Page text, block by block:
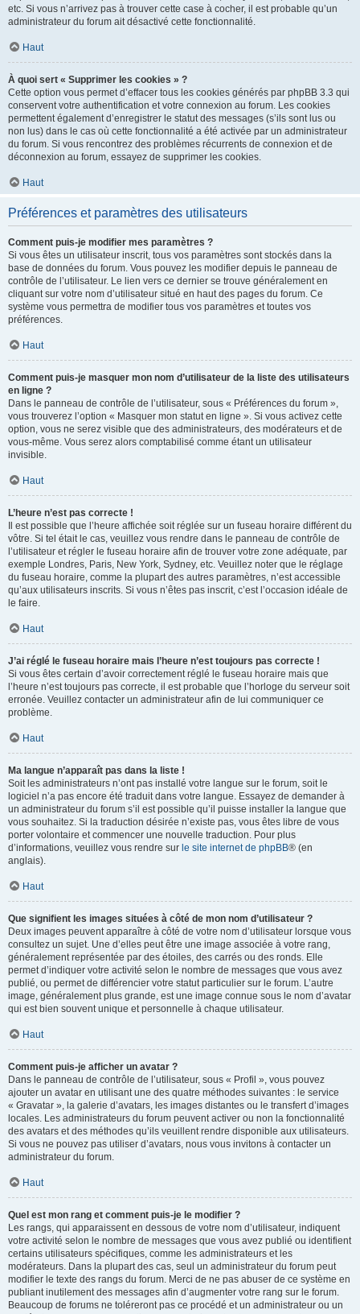
etc. Si vous n’arrivez pas à trouver cette case à cocher, il est probable qu’un
administrateur du forum ait désactivé cette fonctionnalité.
Haut
À quoi sert « Supprimer les cookies » ?
Cette option vous permet d’effacer tous les cookies générés par phpBB 3.3 qui
conservent votre authentification et votre connexion au forum. Les cookies
permettent également d’enregistrer le statut des messages (s’ils sont lus ou
non lus) dans le cas où cette fonctionnalité a été activée par un administrateur
du forum. Si vous rencontrez des problèmes récurrents de connexion et de
déconnexion au forum, essayez de supprimer les cookies.
Haut
Préférences et paramètres des utilisateurs
Comment puis-je modifier mes paramètres ?
Si vous êtes un utilisateur inscrit, tous vos paramètres sont stockés dans la
base de données du forum. Vous pouvez les modifier depuis le panneau de
contrôle de l’utilisateur. Le lien vers ce dernier se trouve généralement en
cliquant sur votre nom d’utilisateur situé en haut des pages du forum. Ce
système vous permettra de modifier tous vos paramètres et toutes vos
préférences.
Haut
Comment puis-je masquer mon nom d’utilisateur de la liste des utilisateurs
en ligne ?
Dans le panneau de contrôle de l’utilisateur, sous « Préférences du forum »,
vous trouverez l’option « Masquer mon statut en ligne ». Si vous activez cette
option, vous ne serez visible que des administrateurs, des modérateurs et de
vous-même. Vous serez alors comptabilisé comme étant un utilisateur
invisible.
Haut
L’heure n’est pas correcte !
Il est possible que l’heure affichée soit réglée sur un fuseau horaire différent du
vôtre. Si tel était le cas, veuillez vous rendre dans le panneau de contrôle de
l’utilisateur et régler le fuseau horaire afin de trouver votre zone adéquate, par
exemple Londres, Paris, New York, Sydney, etc. Veuillez noter que le réglage
du fuseau horaire, comme la plupart des autres paramètres, n’est accessible
qu’aux utilisateurs inscrits. Si vous n’êtes pas inscrit, c’est l’occasion idéale de
le faire.
Haut
J’ai réglé le fuseau horaire mais l’heure n’est toujours pas correcte !
Si vous êtes certain d’avoir correctement réglé le fuseau horaire mais que
l’heure n’est toujours pas correcte, il est probable que l’horloge du serveur soit
erronée. Veuillez contacter un administrateur afin de lui communiquer ce
problème.
Haut
Ma langue n’apparaît pas dans la liste !
Soit les administrateurs n’ont pas installé votre langue sur le forum, soit le
logiciel n’a pas encore été traduit dans votre langue. Essayez de demander à
un administrateur du forum s’il est possible qu’il puisse installer la langue que
vous souhaitez. Si la traduction désirée n’existe pas, vous êtes libre de vous
porter volontaire et commencer une nouvelle traduction. Pour plus
d’informations, veuillez vous rendre sur le site internet de phpBB® (en
anglais).
Haut
Que signifient les images situées à côté de mon nom d’utilisateur ?
Deux images peuvent apparaître à côté de votre nom d’utilisateur lorsque vous
consultez un sujet. Une d’elles peut être une image associée à votre rang,
généralement représentée par des étoiles, des carrés ou des ronds. Elle
permet d’indiquer votre activité selon le nombre de messages que vous avez
publié, ou permet de différencier votre statut particulier sur le forum. L’autre
image, généralement plus grande, est une image connue sous le nom d’avatar
qui est bien souvent unique et personnelle à chaque utilisateur.
Haut
Comment puis-je afficher un avatar ?
Dans le panneau de contrôle de l’utilisateur, sous « Profil », vous pouvez
ajouter un avatar en utilisant une des quatre méthodes suivantes : le service
« Gravatar », la galerie d’avatars, les images distantes ou le transfert d’images
locales. Les administrateurs du forum peuvent activer ou non la fonctionnalité
des avatars et des méthodes qu’ils veuillent rendre disponible aux utilisateurs.
Si vous ne pouvez pas utiliser d’avatars, nous vous invitons à contacter un
administrateur du forum.
Haut
Quel est mon rang et comment puis-je le modifier ?
Les rangs, qui apparaissent en dessous de votre nom d’utilisateur, indiquent
votre activité selon le nombre de messages que vous avez publié ou identifient
certains utilisateurs spécifiques, comme les administrateurs et les
modérateurs. Dans la plupart des cas, seul un administrateur du forum peut
modifier le texte des rangs du forum. Merci de ne pas abuser de ce système en
publiant inutilement des messages afin d’augmenter votre rang sur le forum.
Beaucoup de forums ne toléreront pas ce procédé et un administrateur ou un